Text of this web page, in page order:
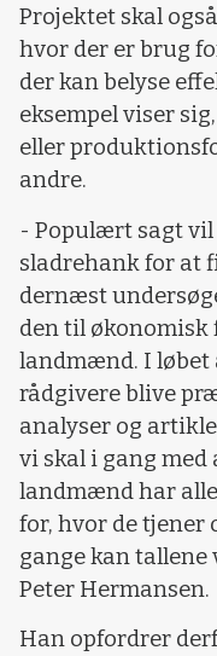
Projektet skal
hvor der er brug
der kan belyse
eksempel viser
eller
andre.
- Populært sagt
sladrehank for at
dernæst
den til økonomisk
landmænd. I løbet
rådgivere blive
analyser og
vi skal i gang med
landmænd har
for, hvor de tjener
gange kan tallene
Peter Hermansen.
Han opfordrer